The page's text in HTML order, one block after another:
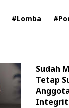
#Lomba
Sudah
Tetap